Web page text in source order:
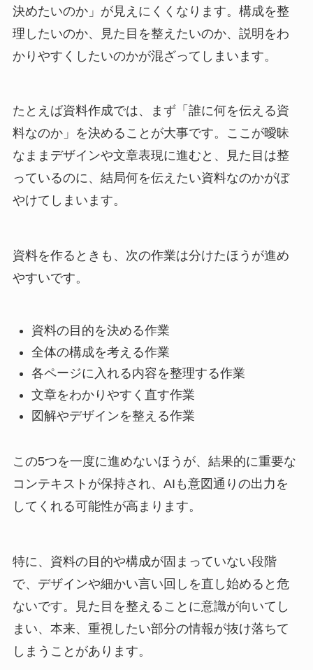
決めたいのか」が見えにくくなります。構成を整
理したいのか、見た目を整えたいのか、説明をわ
かりやすくしたいのかが混ざってしまいます。
たとえば資料作成では、まず「誰に何を伝える資
料なのか」を決めることが大事です。ここが曖昧
なままデザインや文章表現に進むと、見た目は整
っているのに、結局何を伝えたい資料なのかがぼ
やけてしまいます。
資料を作るときも、次の作業は分けたほうが進め
やすいです。
資料の目的を決める作業
全体の構成を考える作業
各ページに入れる内容を整理する作業
文章をわかりやすく直す作業
図解やデザインを整える作業
この5つを一度に進めないほうが、結果的に重要な
コンテキストが保持され、AIも意図通りの出力を
してくれる可能性が高まります。
特に、資料の目的や構成が固まっていない段階
で、デザインや細かい言い回しを直し始めると危
ないです。見た目を整えることに意識が向いてし
まい、本来、重視したい部分の情報が抜け落ちて
しまうことがあります。